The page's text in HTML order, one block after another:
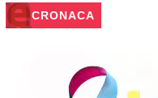
CRONACA